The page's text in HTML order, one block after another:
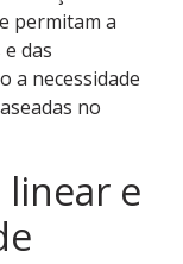
permitam a
das
a necessidade
no
e